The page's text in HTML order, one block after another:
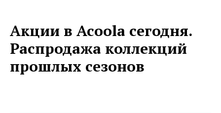
Акции в Acoola сегодня.
Распродажа коллекций
прошлых сезонов